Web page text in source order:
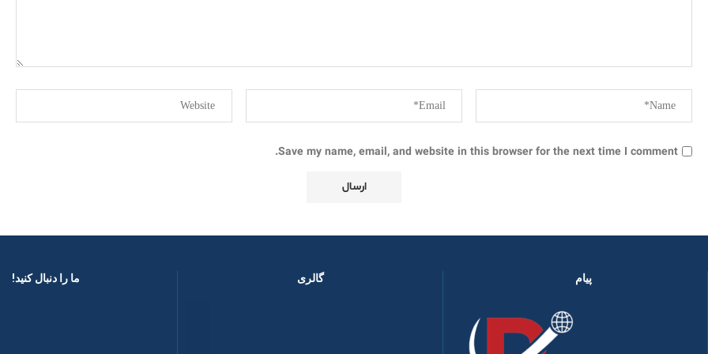
Save my name, email, and website in this browser for the next time I comment.
پیام گالری ما را دنبال کنید! ​